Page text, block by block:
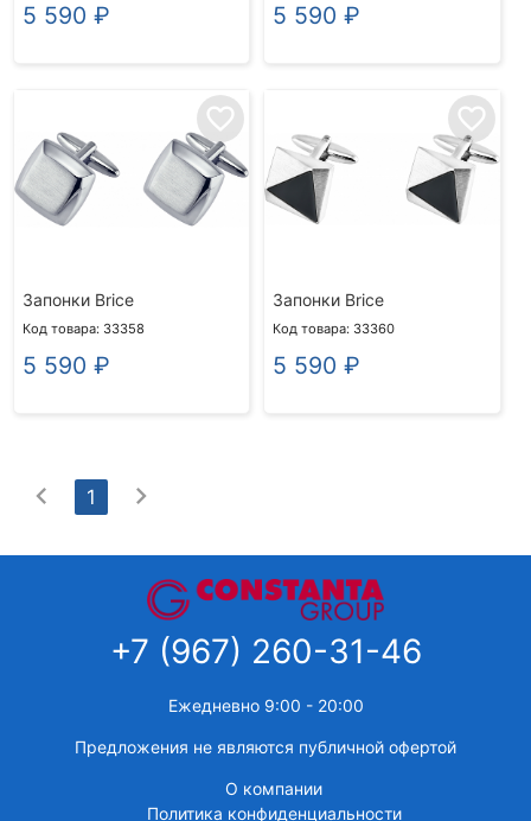
5 590 ₽ 5 590 ₽
favorite_border
Запонки Brice
Код товара: 33358
5 590 ₽
favorite_border
Запонки Brice
Код товара: 33360
5 590 ₽
chevron_left 1 chevron_right
+7 (967) 260-31-46
Ежедневно 9:00 - 20:00
Предложения не являются публичной офертой
О компании
Политика конфиденциальности